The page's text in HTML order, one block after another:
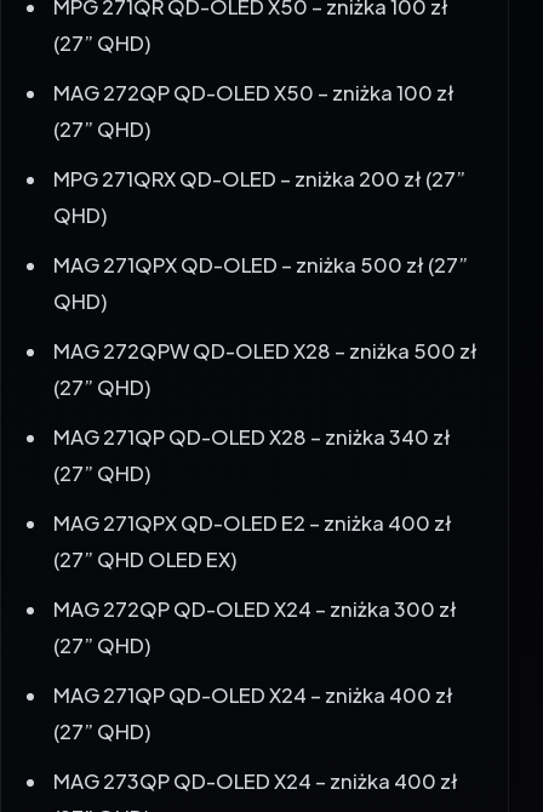
MAG 272QP QD-OLED X50 – zniżka 100 zł
(27” QHD)
MPG 271QRX QD-OLED – zniżka 200 zł (27”
QHD)
MAG 271QPX QD-OLED – zniżka 500 zł (27”
QHD)
MAG 272QPW QD-OLED X28 – zniżka 500 zł
(27” QHD)
MAG 271QP QD-OLED X28 – zniżka 340 zł
(27” QHD)
MAG 271QPX QD-OLED E2 – zniżka 400 zł
(27” QHD OLED EX)
MAG 272QP QD-OLED X24 – zniżka 300 zł
(27” QHD)
MAG 271QP QD-OLED X24 – zniżka 400 zł
(27” QHD)
MAG 273QP QD-OLED X24 – zniżka 400 zł
(27” QHD)